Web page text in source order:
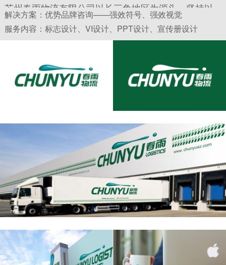
苏州春雨物流有限公司以长三角地区为源头，坚持以
高瞻远瞩、积极创新的经营理念，为广大，中、外客
户提供周到、快捷、安全的货物仓储及运输服务。未
信，力求完备”的企业文化理念。
解决方案：优势品牌咨询——强效符号、强效视觉
服务内容：标志设计、VI设计、PPT设计、宣传册设计